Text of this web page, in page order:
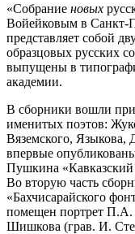
«Собрание новых
Войейковым в Санкт-
представляет собой
образцовых русских
выпущены в
академии.
В сборники вошли
именитых поэтов:
Вяземского, Языкова,
впервые
Пушкина «Кавказский
Во вторую часть
«Бахчисарайского
помещен портрет
Шишкова (грав. И.